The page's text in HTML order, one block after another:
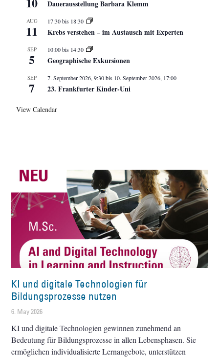
Dauerausstellung Barbara Klemm
AUG
11
17:30bis 18:30
Krebs verstehen – im Austausch mit Experten
SEP
5
10:00bis 14:30
Geographische Exkursionen
SEP
7
7. September 2026, 9:30bis 10. September 2026, 17:00
23. Frankfurter Kinder-Uni
View Calendar
KI und digitale Technologien für
Bildungsprozesse nutzen
6. May 2026
KI und digitale Technologien gewinnen zunehmend an
Bedeutung für Bildungsprozesse in allen Lebensphasen. Sie
ermöglichen individualisierte Lernangebote, unterstützen